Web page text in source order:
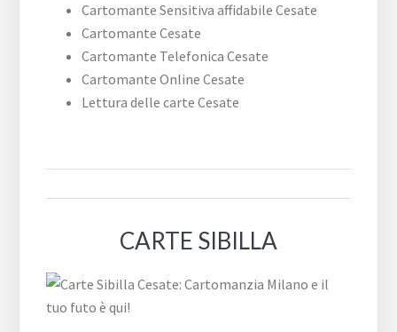
Cartomante Sensitiva affidabile Cesate
Cartomante Cesate
Cartomante Telefonica Cesate
Cartomante Online Cesate
Lettura delle carte Cesate
CARTE SIBILLA